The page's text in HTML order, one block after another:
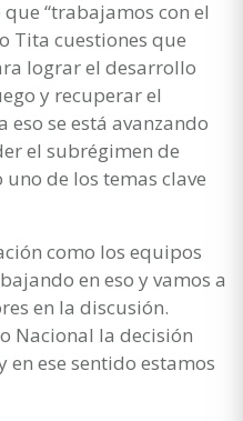
“trabajamos con el
Tita cuestiones que
lograr el desarrollo
y recuperar el
eso se está avanzando
el subrégimen de
de los temas clave
como los equipos
en eso y vamos a
en la discusión.
Nacional la decisión
ese sentido estamos